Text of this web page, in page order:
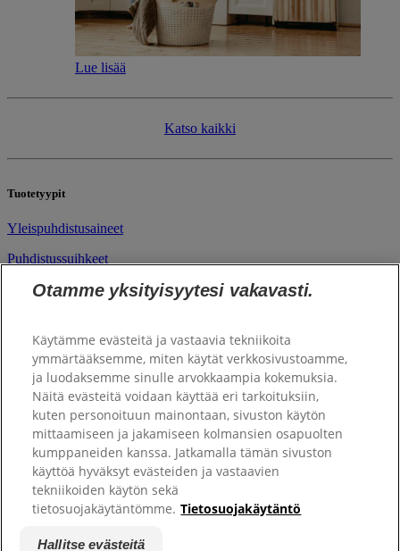
Lue lisää
Katso kaikki
Tuotetyypit
​Yleispuhdistusaineet
Puhdistussuihkeet
Puhdistusliinat
Käyttötarkoitukset
Keittiö
WC ja pesuhuone
​Ikkunat ja peilit
Lattiat ja laajat alueet
Universal
Otamme yksityisyytesi vakavasti.
Käytämme evästeitä ja vastaavia tekniikoita
ymmärtääksemme, miten käytät verkkosivustoamme,
ja luodaksemme sinulle arvokkaampia kokemuksia.
Näitä evästeitä voidaan käyttää eri tarkoituksiin,
kuten personoituun mainontaan, sivuston käytön
mittaamiseen ja jakamiseen kolmansien osapuolten
kumppaneiden kanssa. Jatkamalla tämän sivuston
käyttöä hyväksyt evästeiden ja vastaavien
tekniikoiden käytön sekä
tietosuojakäytäntömme. Tietosuojakäytäntö
Hallitse evästeitä